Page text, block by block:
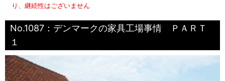
り、継続性はございません
No.1087：デンマークの家具工場事情 ＰＡＲＴ
１